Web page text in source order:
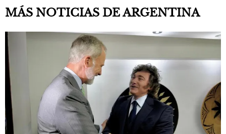
MÁS NOTICIAS DE ARGENTINA